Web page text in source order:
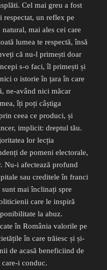
Cel mai greu a fost
respectat, un reflex pe
mai ales cei care
lumea te respectă, însă
că nu-l primești doar
s-o faci, îl primești și
o istorie în țara în care
ne-având nici măcar
îți poți câștiga
ceea ce produci, și
implicit: dreptul tău.
lor lecția
de pomeni electorale,
Nu-i afectează profund
sau creditele în franci
mai înclinați spre
care le inspiră
la abuz.
în România valorile pe
în care trăiesc și și-
de acasă beneficiind de
i conduc.